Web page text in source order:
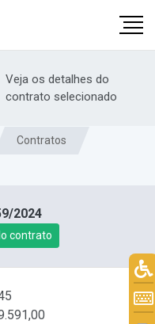
Veja os detalhes do
contrato selecionado
Contratos
2024
contrato